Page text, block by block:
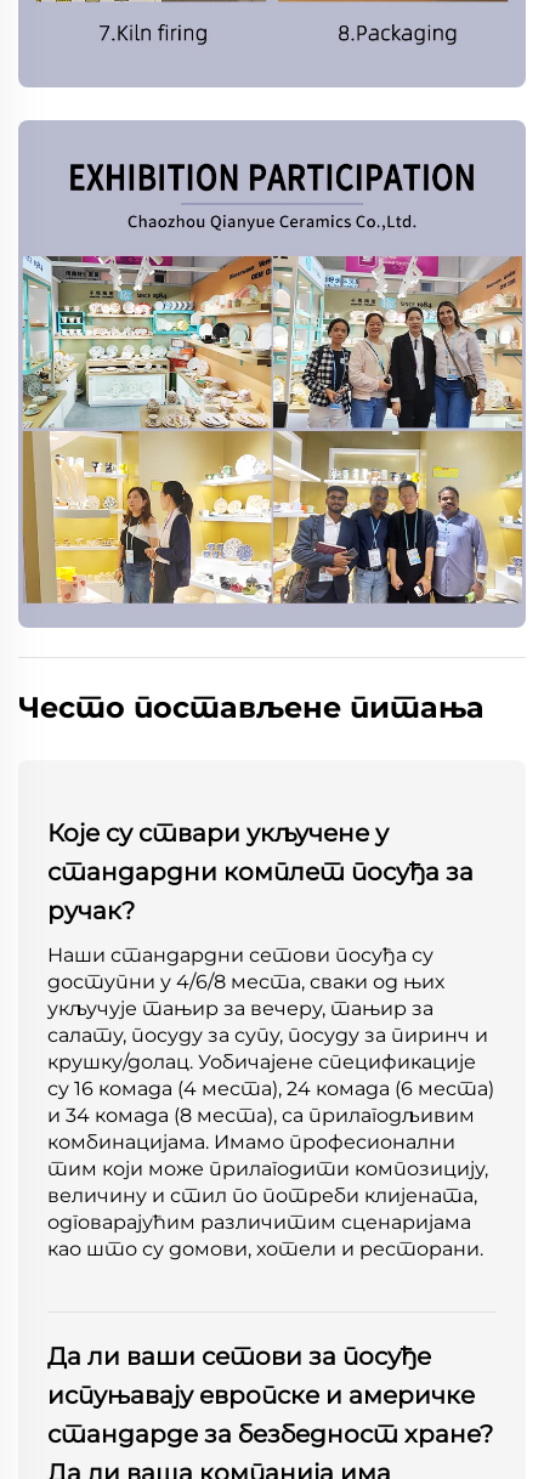
Често постављене питања
Које су ствари укључене у
стандардни комплет посуђа за
ручак?
Наши стандардни сетови посуђа су
доступни у 4/6/8 места, сваки од њих
укључује тањир за вечеру, тањир за
салату, посуду за супу, посуду за пиринч и
крушку/долац. Уобичајене спецификације
су 16 комада (4 места), 24 комада (6 места)
и 34 комада (8 места), са прилагодљивим
комбинацијама. Имамо професионални
тим који може прилагодити композицију,
величину и стил по потреби клијената,
одговарајућим различитим сценаријама
као што су домови, хотели и ресторани.
Да ли ваши сетови за посуђе
испуњавају европске и америчке
стандарде за безбедност хране?
Да ли ваша компанија има